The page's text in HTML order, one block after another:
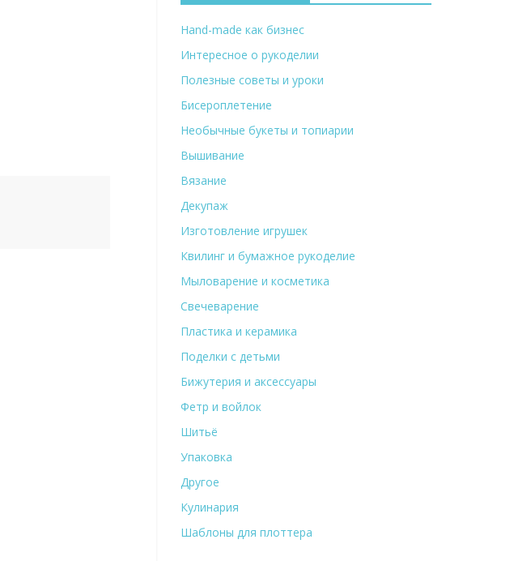
Hand-made как бизнес
Интересное о рукоделии
Полезные советы и уроки
Бисероплетение
Необычные букеты и топиарии
Вышивание
Вязание
Декупаж
Изготовление игрушек
Квилинг и бумажное рукоделие
Мыловарение и косметика
Свечеварение
Пластика и керамика
Поделки с детьми
Бижутерия и аксессуары
Фетр и войлок
Шитьё
Упаковка
Другое
Кулинария
Шаблоны для плоттера